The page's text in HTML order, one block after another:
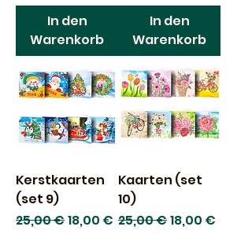
In den
Warenkorb
In den
Warenkorb
Kerstkaarten
(set 9)
Standardpreis
25,00 €Sale-Preis
18,00 €
Kaarten (set
10)
Standardpreis
25,00 €Sale-Preis
18,00 €